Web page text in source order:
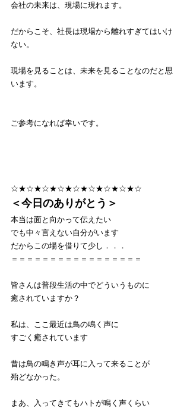
会社の未来は、現場に現れます。
だからこそ、社長は現場から離れすぎてはいけ
ない。
現場を見ることは、未来を見ることなのだと思
います。
ご参考になれば幸いです。
☆★☆★☆★☆★☆★☆★☆★☆★☆
＜今日のありがとう＞
本当は面と向かって伝えたい
でも中々言えない自分がいます
だからこの場を借りて少し．．．
＝＝＝＝＝＝＝＝＝＝＝＝＝＝＝＝＝
皆さんは普段生活の中でどういうものに
癒されていますか？
私は、ここ最近は鳥の鳴く声に
すごく癒されています
昔は鳥の鳴き声が耳に入って来ることが
殆どなかった。
まあ、入ってきてもハトが鳴く声くらい